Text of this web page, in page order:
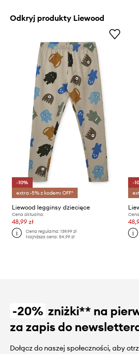
Odkryj produkty Liewood
-10%
extra -5% z kodem: OFF*
Liewood legginsy dziecięce
Cena aktualna:
48,99 zł
Cena regularna:139,99 zł
Najniższa cena:54,99 zł
-
-20% zniżki** na
za zapis do
Dołącz do naszej społeczności, aby